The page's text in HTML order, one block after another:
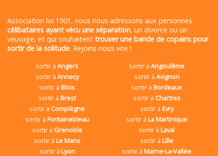
Association loi 1901, nous nous adressons aux personnes
célibataires ayant vécu une séparation, un divorce ou un
veuvage, et qui souhaitent trouver une bande de copains pour
sortir de la solitude. Rejoins-nous vite !
sortir àAngers sortir àAngoulême
sortir à Annecy sortir à Avignon
sortir àBlois sortir àBordeaux
sortir à Brest sortir à Chartres
sortir à Compiègne sortir à Evry
sortir à Fontainebleau sortir àLa Martinique
sortir à Grenoble sortir àLaval
sortir à Le Mans sortir àLille
sortir à Lyon sortir àMarne-La-Vallée